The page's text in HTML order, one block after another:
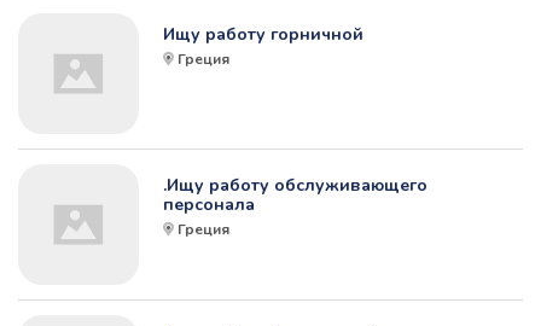
Ищу работу горничной
Греция
.Ищу работу обслуживающего
персонала
Греция